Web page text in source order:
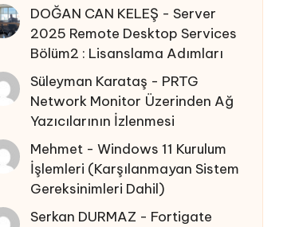
DOĞAN CAN KELEŞ -Server
2025 Remote Desktop Services
Bölüm2 : Lisanslama Adımları
Süleyman Karataş - PRTG
Network Monitor Üzerinden Ağ
Yazıcılarının İzlenmesi
Mehmet -Windows 11 Kurulum
İşlemleri (Karşılanmayan Sistem
Gereksinimleri Dahil)
Serkan DURMAZ - Fortigate